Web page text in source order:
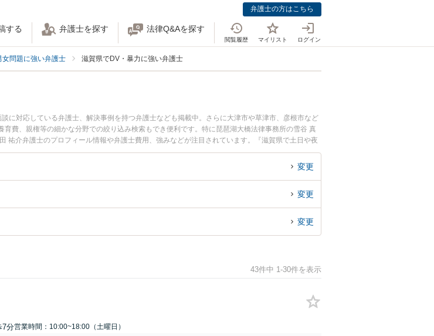
弁護士の方はこちら
する 弁護士を探す 法律Q&Aを探す
閲覧履歴 マイリスト ログイン
問題に強い弁護士 滋賀県でDV・暴力に強い弁護士
に対応している弁護士、解決事例を持つ弁護士なども掲載中。さらに大津市や草津市、彦根市など
費、親権等の細かな分野での絞り込み検索もでき便利です。特に琵琶湖大橋法律事務所の雪谷 真
祐介弁護士のプロフィール情報や弁護士費用、強みなどが注目されています。『滋賀県で土日や夜
ラブル解決の実績豊富な近くの弁護士を検索したい』『初回相談無料でDV離婚を法律相談できる
。
変更
変更
変更
43件中 1-30件を表示
7分営業時間：10:00~18:00（土曜日）